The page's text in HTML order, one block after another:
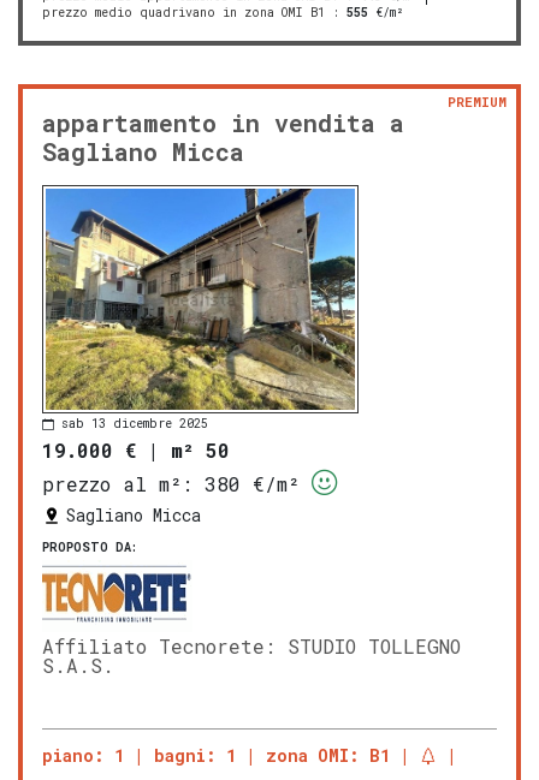
prezzo medio quadrivano in zona OMI B1
: 555 €/m²
appartamento in vendita a
Sagliano Micca
PREMIUM
sab 13 dicembre 2025
19.000 € | m² 50
prezzo al m²:
380 €/m²
Sagliano Micca
PROPOSTO DA:
Affiliato Tecnorete: STUDIO TOLLEGNO
S.A.S.
piano: 1 bagni: 1 zona OMI: B1